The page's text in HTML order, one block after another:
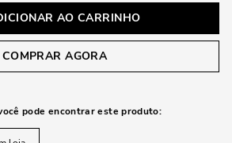
AO CARRINHO
COMPRAR AGORA
pode encontrar este produto: